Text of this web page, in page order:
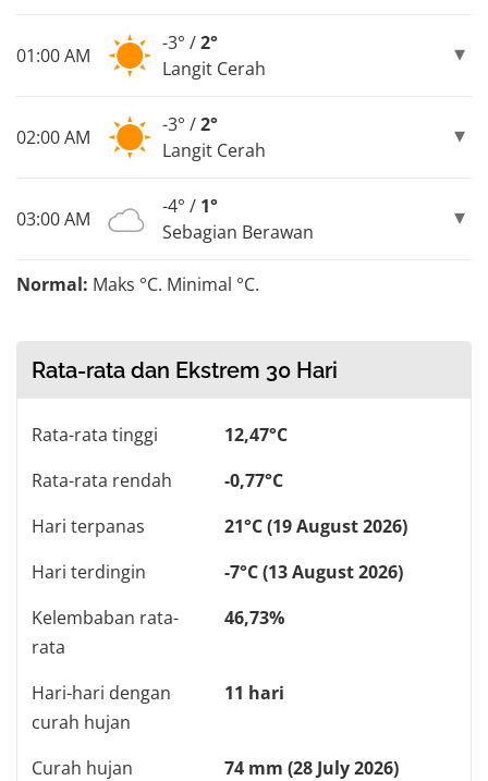
01:00 AM
-3° /2°
Langit Cerah
02:00 AM
-3° /2°
Langit Cerah
03:00 AM
-4° / 1°
Sebagian Berawan
Normal: Maks °C. Minimal °C.
Rata-rata dan Ekstrem 30 Hari
Rata-rata tinggi
12,47°C
Rata-rata rendah
-0,77°C
Hari terpanas
21°C (19 August 2026)
Hari terdingin
-7°C (13 August 2026)
Kelembaban rata-
rata
46,73%
Hari-hari dengan
curah hujan
11 hari
Curah hujan
74 mm (28 July 2026)